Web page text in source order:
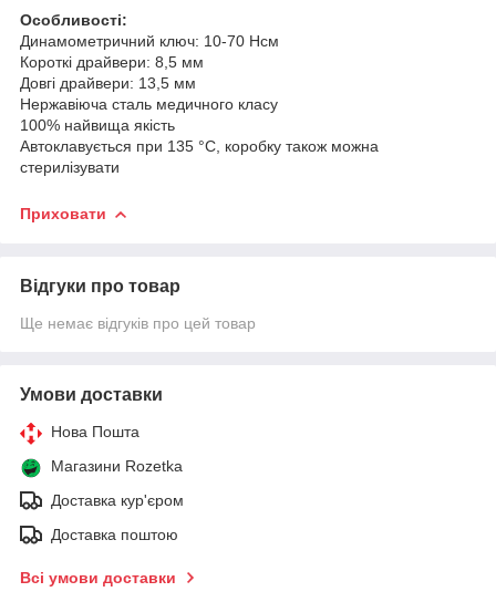
Особливості:
Динамометричний ключ: 10-70 Нсм
Короткі драйвери: 8,5 мм
Довгі драйвери: 13,5 мм
Нержавіюча сталь медичного класу
100% найвища якість
Автоклавується при 135 °C, коробку також можна
стерилізувати
Приховати
Відгуки про товар
Ще немає відгуків про цей товар
Умови доставки
Нова Пошта
Магазини Rozetka
Доставка кур'єром
Доставка поштою
Всі умови доставки